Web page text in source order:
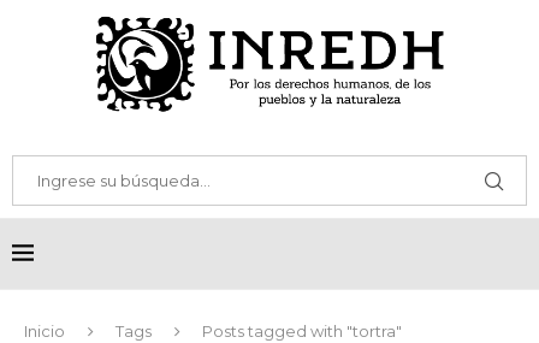
Inicio Tags Posts tagged with "tortra"